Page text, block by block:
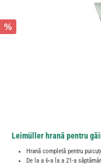
%
Leimüller hrană pentru
Hrană completă pentru
De la a 6-a la a 21-a